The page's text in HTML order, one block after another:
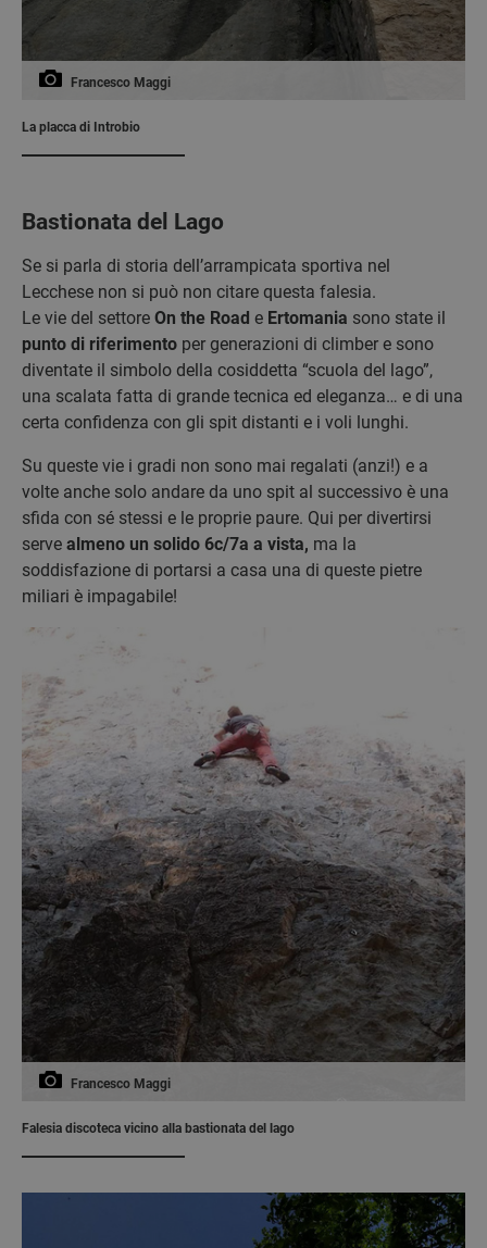
Francesco Maggi
La placca di Introbio
Bastionata del Lago
Se si parla di storia dell’arrampicata sportiva nel
Lecchese non si può non citare questa falesia.
Le vie del settore On the Road e Ertomania sono state il
punto di riferimento per generazioni di climber e sono
diventate il simbolo della cosiddetta “scuola del lago”,
una scalata fatta di grande tecnica ed eleganza… e di una
certa confidenza con gli spit distanti e i voli lunghi.
Su queste vie i gradi non sono mai regalati (anzi!) e a
volte anche solo andare da uno spit al successivo è una
sfida con sé stessi e le proprie paure. Qui per divertirsi
serve almeno un solido 6c/7a a vista, ma la
soddisfazione di portarsi a casa una di queste pietre
miliari è impagabile!
Francesco Maggi
Falesia discoteca vicino alla bastionata del lago